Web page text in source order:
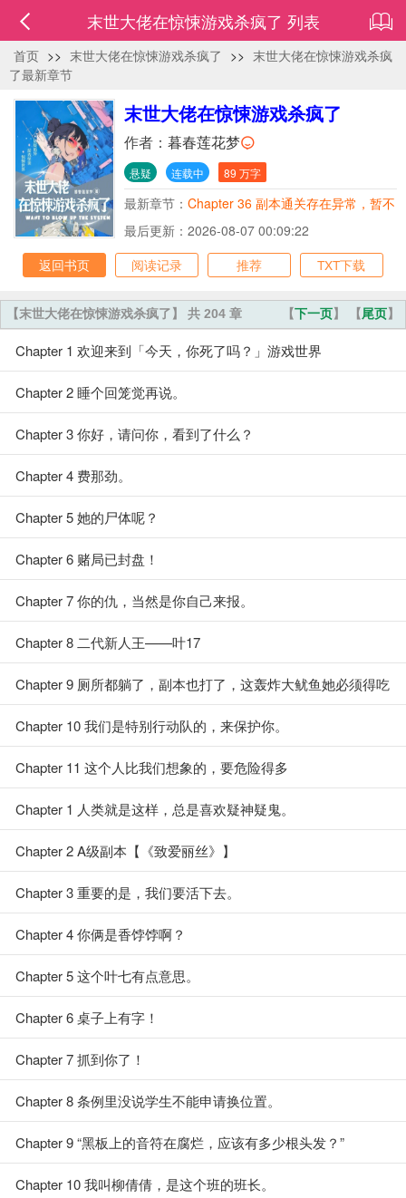
末世大佬在惊悚游戏杀疯了 列表
首页 >> 末世大佬在惊悚游戏杀疯了 >> 末世大佬在惊悚游戏杀疯
了最新章节
末世大佬在惊悚游戏杀疯了
作者： 暮春莲花梦
悬疑 连载中 89 万字
最新章节： Chapter 36 副本通关存在异常，暂不
进行通关评价。
最后更新：2026-08-07 00:09:22
返回书页
阅读记录 推荐 TXT下载
【下一页】 【尾页】
【末世大佬在惊悚游戏杀疯了】 共 204 章
Chapter 1 欢迎来到「今天，你死了吗？」游戏世界
Chapter 2 睡个回笼觉再说。
Chapter 3 你好，请问你，看到了什么？
Chapter 4 费那劲。
Chapter 5 她的尸体呢？
Chapter 6 赌局已封盘！
Chapter 7 你的仇，当然是你自己来报。
Chapter 8 二代新人王——叶17
Chapter 9 厕所都躺了，副本也打了，这轰炸大鱿鱼她必须得吃
上！
Chapter 10 我们是特别行动队的，来保护你。
Chapter 11 这个人比我们想象的，要危险得多
Chapter 1 人类就是这样，总是喜欢疑神疑鬼。
Chapter 2 A级副本【《致爱丽丝》】
Chapter 3 重要的是，我们要活下去。
Chapter 4 你俩是香饽饽啊？
Chapter 5 这个叶七有点意思。
Chapter 6 桌子上有字！
Chapter 7 抓到你了！
Chapter 8 条例里没说学生不能申请换位置。
Chapter 9 “黑板上的音符在腐烂，应该有多少根头发？”
Chapter 10 我叫柳倩倩，是这个班的班长。